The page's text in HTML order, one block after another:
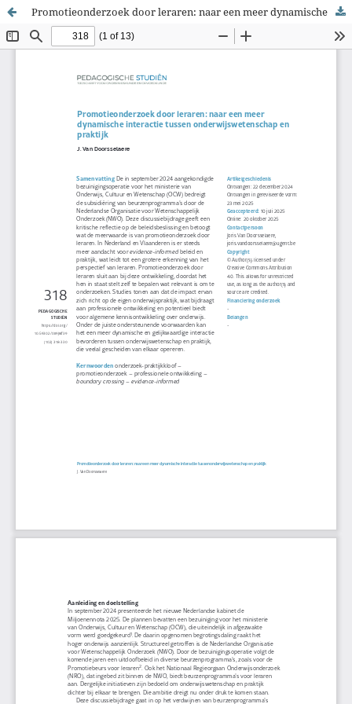
Promotieonderzoek door leraren: naar een meer dynamische interactie tussen onderwijswetenschap en praktijk